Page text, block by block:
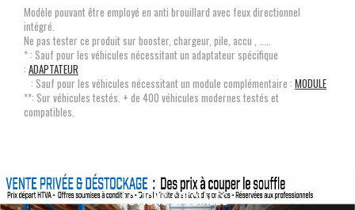
Modèle pouvant être employé en anti brouillard avec feux directionnel
intégré.
Ne pas tester ce produit sur booster, chargeur, pile, accu , .....
* : Sauf pour les véhicules nécessitant un adaptateur spécifique
: ADAPTATEUR
: Sauf pour les véhicules nécessitant un module complémentaire : MODULE
**: Sur véhicules testés. + de 400 véhicules modernes testés et
compatibles.
ACTIONS SPÉCIALES